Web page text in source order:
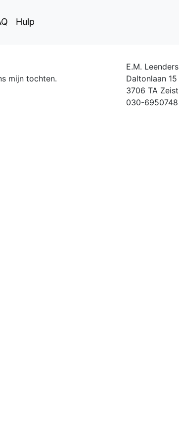
Hulp
mijn tochten.
E.M. Leenders
Daltonlaan 15
3706 TA Zeist
030-6950748